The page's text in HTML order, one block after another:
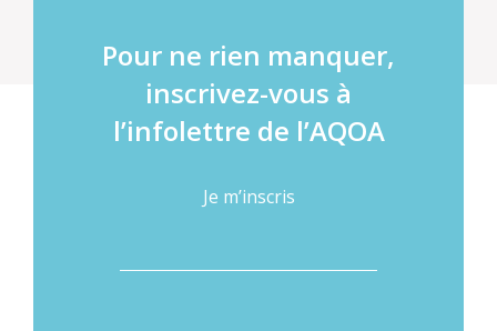
Pour ne rien manquer,
inscrivez-vous à
l’infolettre de l’AQOA
Je m’inscris